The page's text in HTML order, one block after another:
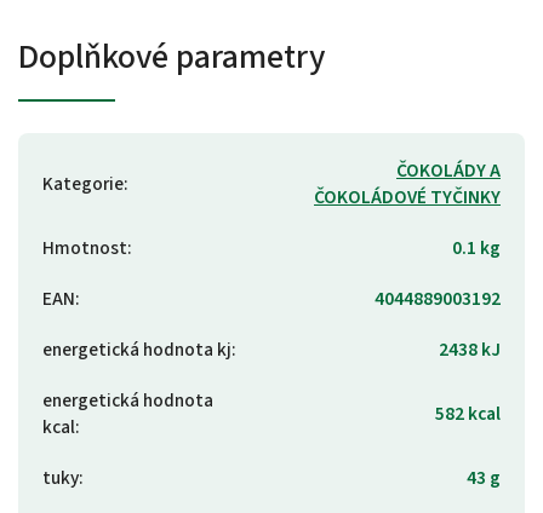
Doplňkové parametry
Kategorie:
ČOKOLÁDY A
ČOKOLÁDOVÉ TYČINKY
Hmotnost:
0.1 kg
EAN:
4044889003192
energetická hodnota kj:
2438 kJ
energetická hodnota
kcal: 582 kcal
tuky:
43 g